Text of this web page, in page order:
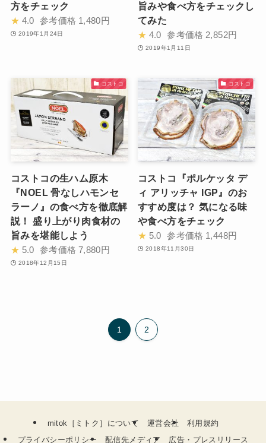
方をチェック
★ 4.0 参考価格 1,480円
2019年1月24日
旨みや食べ方をチェックし
てみた
★ 4.0 参考価格 2,852円
2019年1月11日
コストコ
コストコの生ハム原木
『NOEL 骨なしハモンセ
ラーノ』の食べ方を徹底解
説！ 盛り上がり肉食材の
旨みを堪能しよう
★ 5.0 参考価格 7,880円
2018年12月15日
コストコ
コストコ『ポルケッタ デ
ィ アリッチャ IGP』のお
すすめ度は？ 気になる味
や食べ方をチェック
★ 5.0 参考価格 1,448円
2018年11月30日
1 2
mitok［ミトク］について 運営会社
利用規約
プライバシーポリシー
配信先メディア 広告・プレスリリース